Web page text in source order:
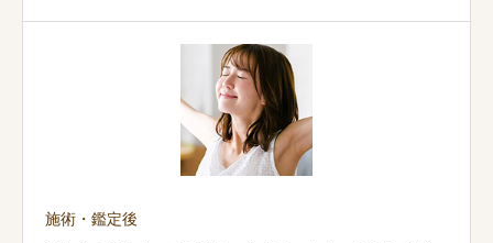
施術・鑑定後